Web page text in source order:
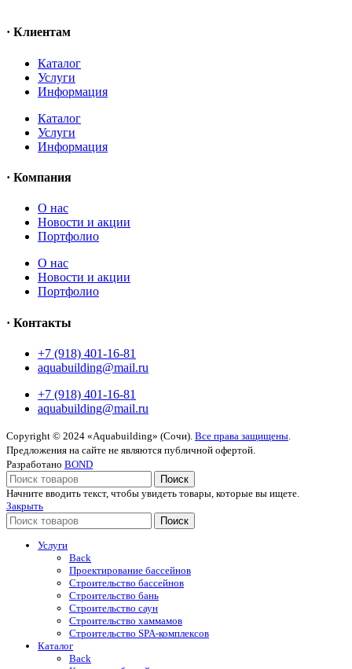
· Клиентам
Каталог
Услуги
Информация
Каталог
Услуги
Информация
· Компания
O нас
Новости и акции
Портфолио
O нас
Новости и акции
Портфолио
· Контакты
+7 (918) 401-16-81
aquabuilding@mail.ru
+7 (918) 401-16-81
aquabuilding@mail.ru
Copyright © 2024 «Aquabuilding» (Сочи). Все права защищены
Предложения на сайте не являются публичной офертой.
Разработано BOND
Поиск
Начните вводить текст, чтобы увидеть товары, которые вы ищете.
Закрыть
Поиск
Услуги
Back
Проектирование бассейнов
Строительство бассейнов
Строительство бань
Строительство саун
Строительство хаммамов
Строительство SPA-комплексов
Каталог
Back